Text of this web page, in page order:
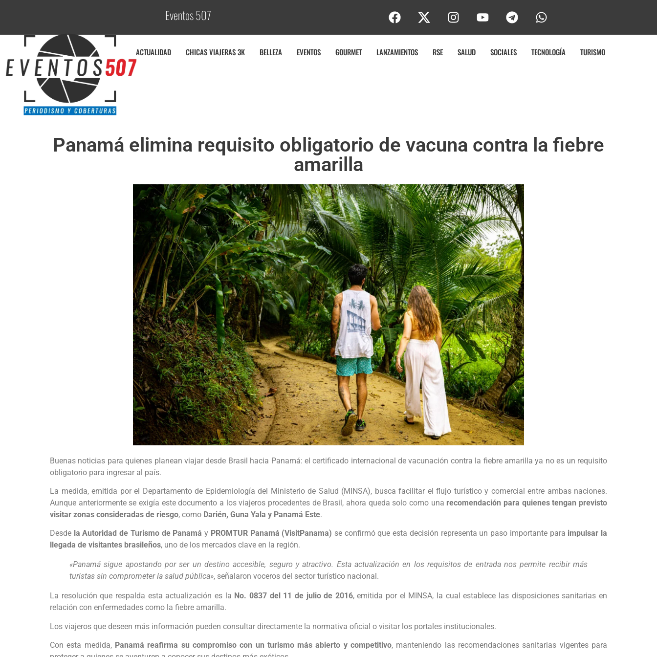
Eventos 507C
ACTUALIDAD CHICAS VIAJERAS 3K BELLEZA EVENTOS GOURMET LANZAMIENTOS RSE SALUD SOCIALES TECNOLOGÍA TURISMO
Panamá elimina requisito obligatorio de vacuna contra la fiebre
amarilla
Buenas noticias para quienes planean viajar desde Brasil hacia Panamá: el certificado internacional de vacunación contra la fiebre amarilla ya no es un requisito
obligatorio para ingresar al país.
La medida, emitida por el Departamento de Epidemiología del Ministerio de Salud (MINSA), busca facilitar el flujo turístico y comercial entre ambas naciones.
Aunque anteriormente se exigía este documento a los viajeros procedentes de Brasil, ahora queda solo como una recomendación para quienes tengan previsto
visitar zonas consideradas de riesgo, como Darién, Guna Yala y Panamá Este.
Desde la Autoridad de Turismo de Panamá y PROMTUR Panamá (VisitPanama) se confirmó que esta decisión representa un paso importante para impulsar la
llegada de visitantes brasileños, uno de los mercados clave en la región.
«Panamá sigue apostando por ser un destino accesible, seguro y atractivo. Esta actualización en los requisitos de entrada nos permite recibir más
turistas sin comprometer la salud pública», señalaron voceros del sector turístico nacional.
La resolución que respalda esta actualización es la No. 0837 del 11 de julio de 2016, emitida por el MINSA, la cual establece las disposiciones sanitarias en
relación con enfermedades como la fiebre amarilla.
Los viajeros que deseen más información pueden consultar directamente la normativa oficial o visitar los portales institucionales.
Con esta medida, Panamá reafirma su compromiso con un turismo más abierto y competitivo, manteniendo las recomendaciones sanitarias vigentes para